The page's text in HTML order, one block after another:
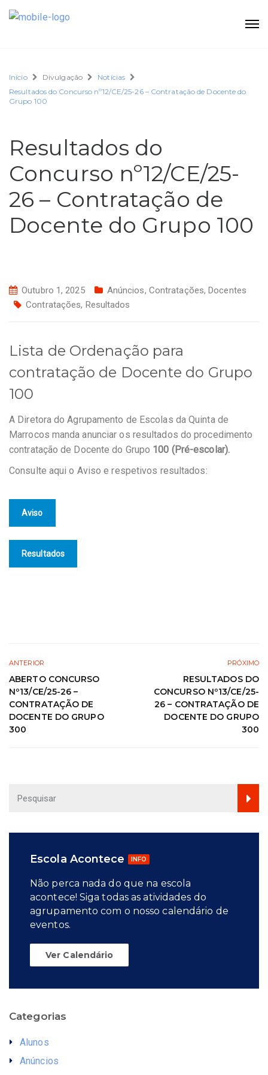
Início Divulgação
Notícias
Resultados do Concurso nº12/CE/25-26 – Contratação de Docente do
Grupo 100
Resultados do
Concurso nº12/CE/25-
26 – Contratação de
Docente do Grupo 100
Outubro 1, 2025 Anúncios, Contratações,Docentes
Contratações, Resultados
Lista de Ordenação para
contratação de Docente do Grupo
100
A Diretora do Agrupamento de Escolas da Quinta de
Marrocos manda anunciar os resultados do procedimento
contratação de Docente do Grupo 100 (Pré-escolar).
Consulte aqui o Aviso e respetivos resultados:
Aviso
Resultados
ANTERIOR
ABERTO CONCURSO
Nº13/CE/25-26 –
CONTRATAÇÃO DE
DOCENTE DO GRUPO
300
PRÓXIMO
RESULTADOS DO
CONCURSO Nº13/CE/25-
26 – CONTRATAÇÃO DE
DOCENTE DO GRUPO
300
Escola Acontece INFO
Não perca nada do que na escola
acontece! Siga todas as atividades do
agrupamento com o nosso calendário de
eventos.
Ver Calendário
Categorias
Alunos
Anúncios